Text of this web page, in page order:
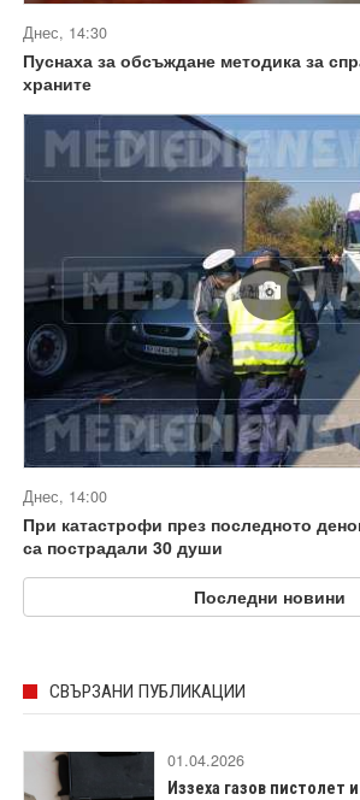
Днес, 14:30
Пуснаха за обсъждане методика за
храните
Днес, 14:00
При катастрофи през последното
са пострадали 30 души
Последни новини
СВЪРЗАНИ ПУБЛИКАЦИИ
01.04.2026
Иззеха газов пистолет